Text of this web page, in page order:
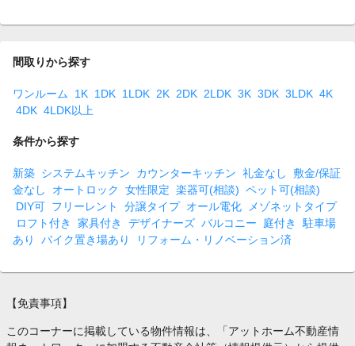
間取りから探す
ワンルーム 1K 1DK 1LDK 2K 2DK 2LDK 3K 3DK 3LDK 4K
4DK 4LDK以上
条件から探す
新築 システムキッチン カウンターキッチン 礼金なし
敷金/保証
金なし
オートロック 女性限定 楽器可(相談) ペット可(相談)
DIY可 フリーレント 分譲タイプ オール電化
メゾネットタイプ
ロフト付き
家具付き デザイナーズ バルコニー 庭付き
駐車場
あり
バイク置き場あり リフォーム・リノベーション済
【免責事項】
このコーナーに掲載している物件情報は、「アットホーム不動産情